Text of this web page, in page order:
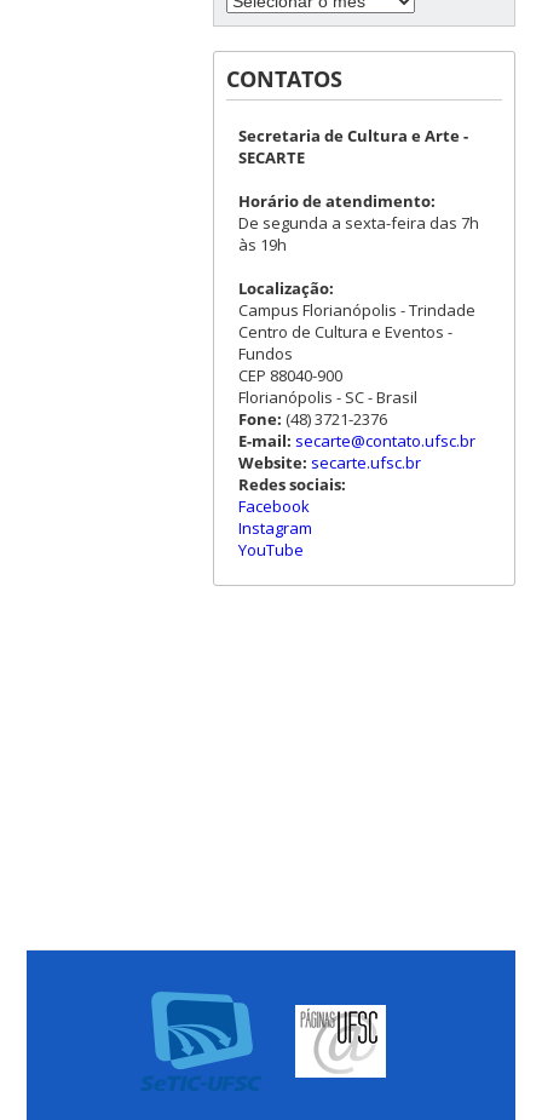
CONTATOS
Secretaria de Cultura e Arte -
SECARTE
Horário de atendimento:
De segunda a sexta-feira das 7h
às 19h
Localização:
Campus Florianópolis - Trindade
Centro de Cultura e Eventos -
Fundos
CEP 88040-900
Florianópolis - SC - Brasil
Fone: (48) 3721-2376
E-mail: secarte@contato.ufsc.br
Website: secarte.ufsc.br
Redes sociais:
Facebook
Instagram
YouTube